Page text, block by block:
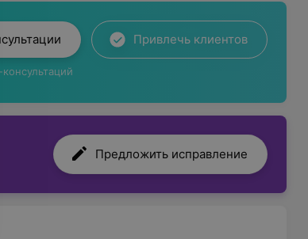
Привлечь клиентов
Предложить исправление